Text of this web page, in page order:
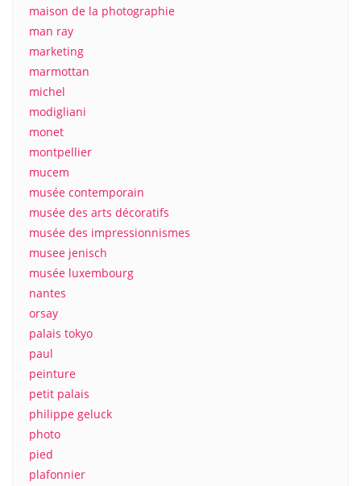
maison de la photographie
man ray
marketing
marmottan
michel
modigliani
monet
montpellier
mucem
musée contemporain
musée des arts décoratifs
musée des impressionnismes
musee jenisch
musée luxembourg
nantes
orsay
palais tokyo
paul
peinture
petit palais
philippe geluck
photo
pied
plafonnier